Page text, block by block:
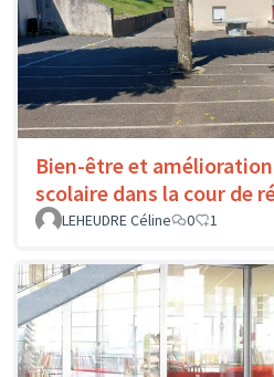
Bien-être et
scolaire dans la cour de
LEHEUDRE Céline
0 1